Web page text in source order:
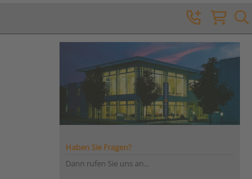
Haben Sie Fragen?
Dann rufen Sie uns an...